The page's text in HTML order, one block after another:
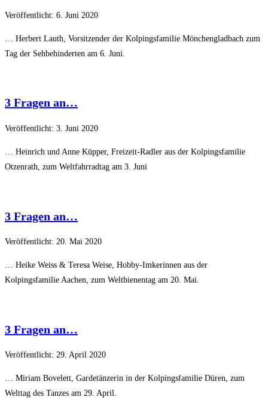
Veröffentlicht: 6. Juni 2020
… Herbert Lauth, Vorsitzender der Kolpingsfamilie Mönchengladbach zum
Tag der Sehbehinderten am 6. Juni.
3 Fragen an…
Veröffentlicht: 3. Juni 2020
… Heinrich und Anne Küpper, Freizeit-Radler aus der Kolpingsfamilie
Otzenrath, zum Weltfahrradtag am 3. Juni
3 Fragen an…
Veröffentlicht: 20. Mai 2020
… Heike Weiss & Teresa Weise, Hobby-Imkerinnen aus der
Kolpingsfamilie Aachen, zum Weltbienentag am 20. Mai.
3 Fragen an…
Veröffentlicht: 29. April 2020
… Miriam Bovelett, Gardetänzerin in der Kolpingsfamilie Düren, zum
Welttag des Tanzes am 29. April.